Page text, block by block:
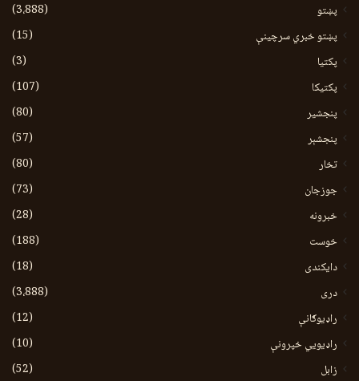
پښتو
(3،888)
پښتو خبري سرچينې
(15)
پکتيا
(3)
پکتیکا
(107)
پنجشیر
(80)
پنجشېر
(57)
تخار
(80)
جوزجان
(73)
خبرونه
(28)
خوست
(188)
دایکندی
(18)
دری
(3،888)
راډیوګانې
(12)
راډیويي خپرونې
(10)
زابل
(52)